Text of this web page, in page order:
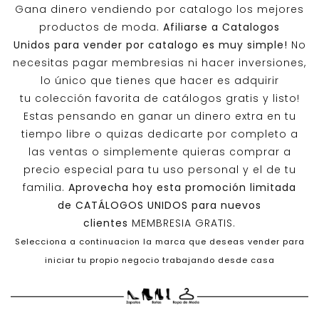
Gana dinero vendiendo por catalogo los mejores
productos de moda. Afiliarse a Catalogos
Unidos para vender por catalogo es muy simple! No
necesitas pagar membresias ni hacer inversiones,
lo único que tienes que hacer es adquirir
tu colección favorita de catálogos gratis y listo!
Estas pensando en ganar un dinero extra en tu
tiempo libre o quizas dedicarte por completo a
las ventas o simplemente quieras comprar a
precio especial para tu uso personal y el de tu
familia. Aprovecha hoy esta promoción limitada
de CATÁLOGOS UNIDOS para nuevos
clientes MEMBRESIA GRATIS.
Selecciona a continuacion la marca que deseas vender para
iniciar tu propio negocio trabajando desde casa